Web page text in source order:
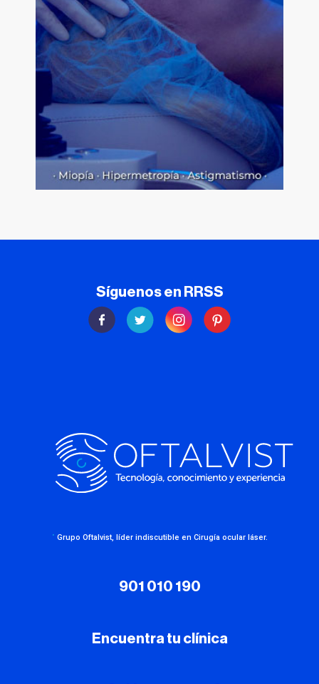
Síguenos en RRSS
· Grupo Oftalvist, líder indiscutible en Cirugía ocular láser.
901 010 190
Encuentra tu clínica